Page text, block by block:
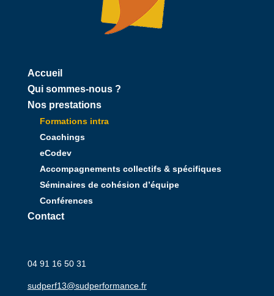
Accueil
Qui sommes-nous ?
Nos prestations
Formations intra
Coachings
eCodev
Accompagnements collectifs & spécifiques
Séminaires de cohésion d’équipe
Conférences
Contact
04 91 16 50 31
sudperf13@sudperformance.fr